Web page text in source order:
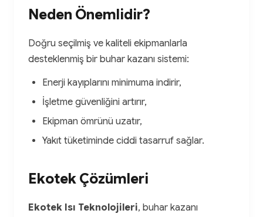
Neden Önemlidir?
Doğru seçilmiş ve kaliteli ekipmanlarla
desteklenmiş bir buhar kazanı sistemi:
Enerji kayıplarını minimuma indirir,
İşletme güvenliğini artırır,
Ekipman ömrünü uzatır,
Yakıt tüketiminde ciddi tasarruf sağlar.
Ekotek Çözümleri
Ekotek Isı Teknolojileri, buhar kazanı